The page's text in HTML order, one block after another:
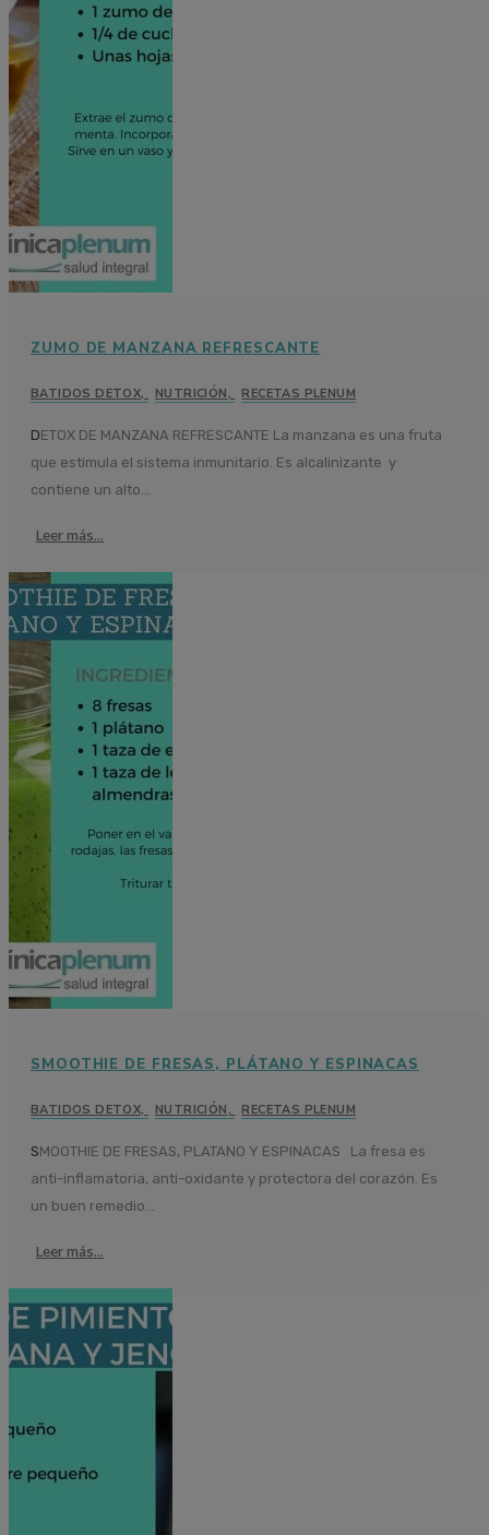
ZUMO DE MANZANA REFRESCANTE
BATIDOS DETOX, NUTRICIÓN , RECETAS PLENUM
DETOX DE MANZANA REFRESCANTE La manzana es una fruta
que estimula el sistema inmunitario. Es alcalinizante y
contiene un alto...
Leer más...
SMOOTHIE DE FRESAS, PLÁTANO Y ESPINACAS
BATIDOS DETOX, NUTRICIÓN , RECETAS PLENUM
SMOOTHIE DE FRESAS, PLATANO Y ESPINACAS La fresa es
anti-inflamatoria, anti-oxidante y protectora del corazón. Es
un buen remedio...
Leer más...